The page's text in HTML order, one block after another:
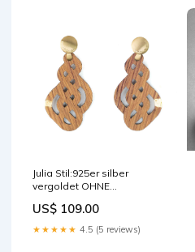
Julia Stil:925er silber
vergoldet OHNE
US$ 109.00
★★★★★ 4.5 (5 reviews)